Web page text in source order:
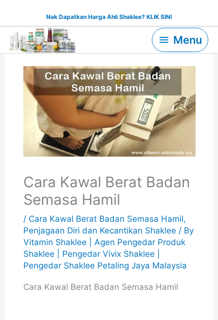
content
Nak Dapatkan Harga Ahli Shaklee? KLIK SINI
MenuMenu
Cara Kawal Berat Badan
Semasa Hamil
/ Cara Kawal Berat Badan Semasa Hamil,
Penjagaan Diri dan Kecantikan Shaklee / By
Vitamin Shaklee | Agen Pengedar Produk
Shaklee | Pengedar Vivix Shaklee |
Pengedar Shaklee Petaling Jaya Malaysia
Cara Kawal Berat Badan Semasa Hamil